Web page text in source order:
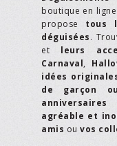
boutique en ligne
propose tous
déguisées.
et leurs
Carnaval,
idées
de garçon
anniversaires
agréable et
amis ou vos